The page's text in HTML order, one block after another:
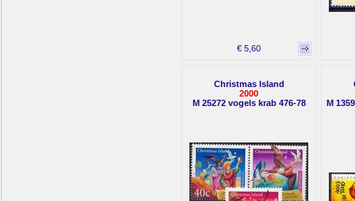
€ 5,60
Christmas Island
2000
M 25272 vogels krab 476-78
M